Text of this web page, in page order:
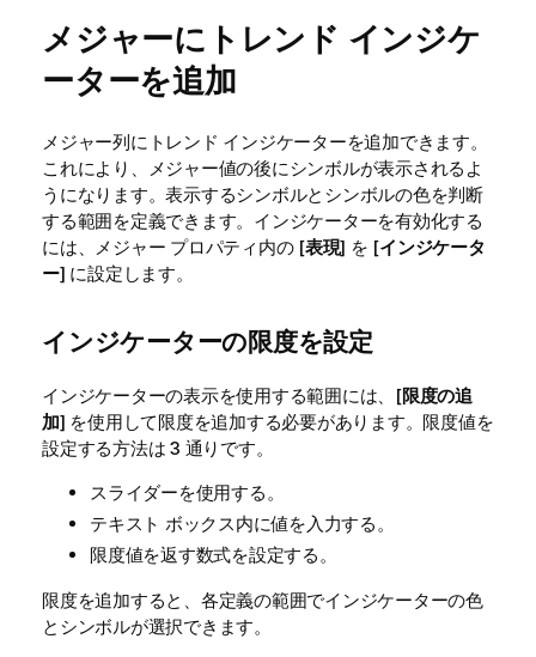
メジャーにトレンド インジケ
ーターを追加
メジャー列にトレンド インジケーターを追加できます。
これにより、メジャー値の後にシンボルが表示されるよ
うになります。表示するシンボルとシンボルの色を判断
する範囲を定義できます。 インジケーターを有効化する
には、メジャー プロパティ内の [表現] を [インジケータ
ー] に設定します。
インジケーターの限度を設定
インジケーターの表示を使用する範囲には、[限度の追
加] を使用して限度を追加する必要があります。限度値を
設定する方法は 3 通りです。
スライダーを使用する。
テキスト ボックス内に値を入力する。
限度値を返す数式を設定する。
限度を追加すると、各定義の範囲でインジケーターの色
とシンボルが選択できます。